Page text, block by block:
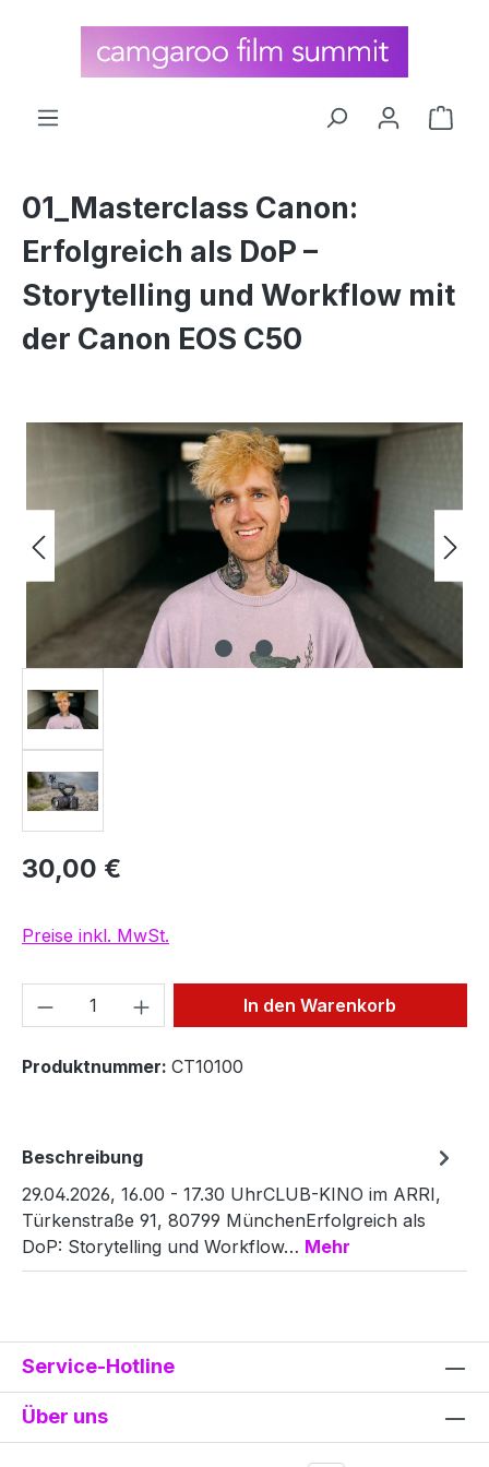
springen
01_Masterclass Canon:
Erfolgreich als DoP –
Storytelling und Workflow mit
der Canon EOS C50
Bildergalerie überspringen
30,00 €
Preise inkl. MwSt.
Produkt Anzahl: Gib denIn den Warenkorb
Produktnummer: CT10100
Beschreibung
29.04.2026, 16.00 - 17.30 UhrCLUB-KINO im ARRI,
Türkenstraße 91, 80799 MünchenErfolgreich als
DoP: Storytelling und Workflow… Mehr
Service-Hotline
Über uns